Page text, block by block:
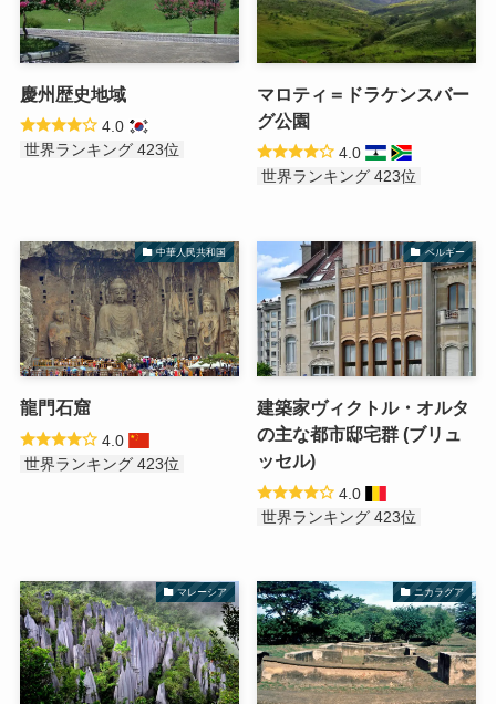
慶州歴史地域
4.0
世界ランキング 423位
マロティ＝ドラケンスバー
グ公園
4.0
世界ランキング 423位
中華人民共和国
龍門石窟
4.0
世界ランキング 423位
ベルギー
建築家ヴィクトル・オルタ
の主な都市邸宅群 (ブリュ
ッセル)
4.0
世界ランキング 423位
マレーシア ニカラグア